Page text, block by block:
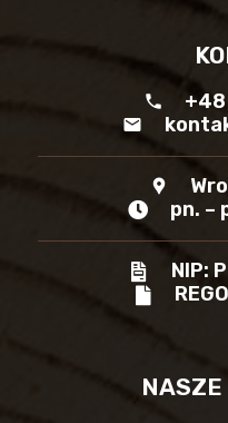
phone
mail
location_pin
pn. –
NIP:
NASZE